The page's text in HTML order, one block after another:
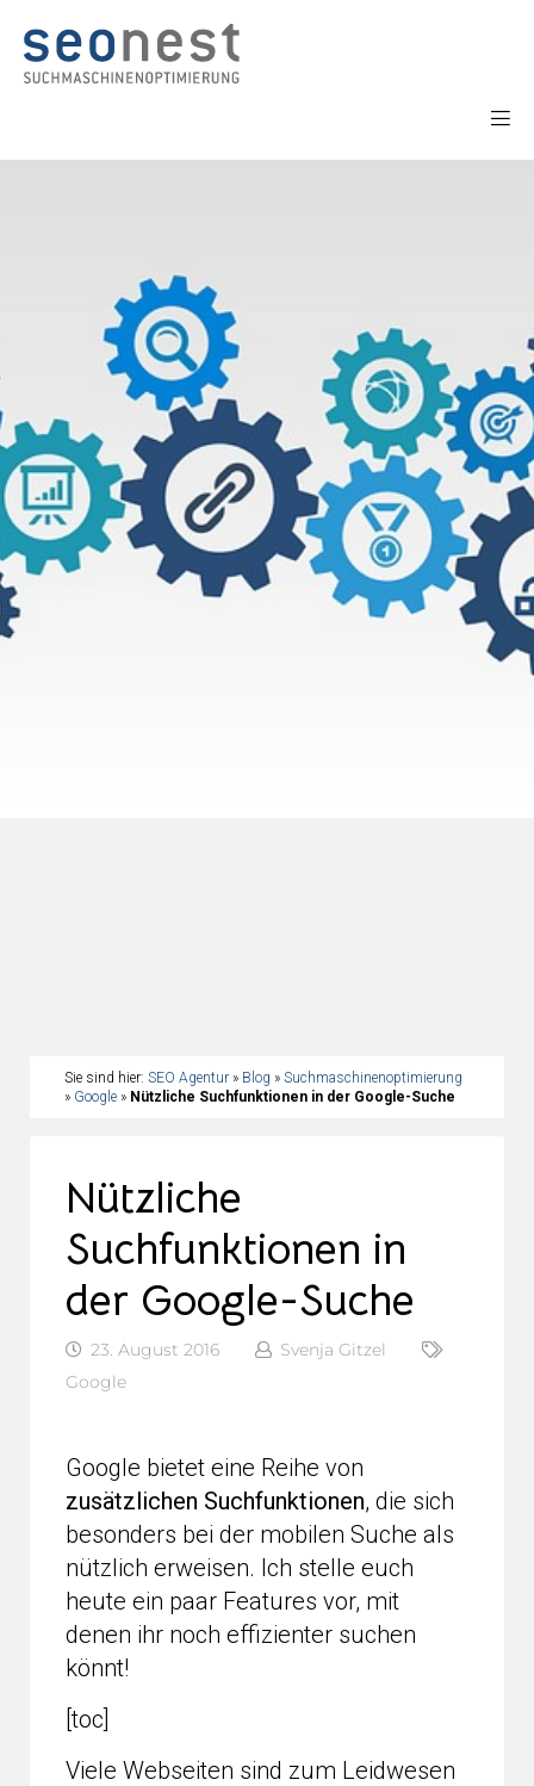
Sie sind hier: SEO Agentur » Blog » Suchmaschinenoptimierung
» Google » Nützliche Suchfunktionen in der Google-Suche
Nützliche
Suchfunktionen in
der Google-Suche
23. August 2016
Svenja Gitzel
Google
Google bietet eine Reihe von
zusätzlichen Suchfunktionen, die sich
besonders bei der mobilen Suche als
nützlich erweisen. Ich stelle euch
heute ein paar Features vor, mit
denen ihr noch effizienter suchen
könnt!
[toc]
Viele Webseiten sind zum Leidwesen